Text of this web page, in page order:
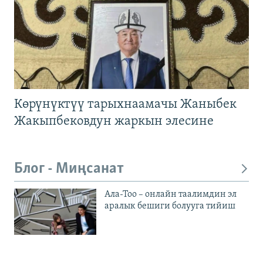
Көрүнүктүү тарыхнаамачы Жаныбек
Жакыпбековдун жаркын элесине
Блог - Миңсанат
Ала-Тоо – онлайн таалимдин эл
аралык бешиги болууга тийиш